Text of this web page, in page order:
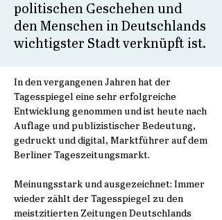
politischen Geschehen und
den Menschen in Deutschlands
wichtigster Stadt verknüpft ist.
In den vergangenen Jahren hat der
Tagesspiegel eine sehr erfolgreiche
Entwicklung genommen und ist heute nach
Auflage und publizistischer Bedeutung,
gedruckt und digital, Marktführer auf dem
Berliner Tageszeitungsmarkt.
Meinungsstark und ausgezeichnet: Immer
wieder zählt der Tagesspiegel zu den
meistzitierten Zeitungen Deutschlands